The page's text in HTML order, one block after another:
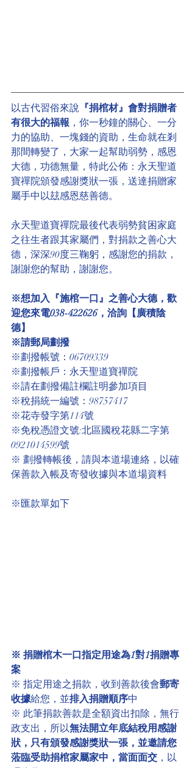
以古代習俗來說 『捐棺材』會對捐贈者
有很大的福報 ，你一秒鐘的關心、一分
力的協助、一塊錢的資助，生命就在剎
那間轉變了，大家一起幫助弱勢，感恩
大德，功德無量，特此公佈：永天聖道
寶禪院頒發感謝獎狀一張，送達捐贈家
屬手中以玆感恩慈善德。
永天聖道寶禪院最後代表弱勢貧困家庭
之往生者跟其家屬們，對捐款之善心大
德，深深90度三鞠躬，感謝您的捐款，
謝謝您的幫助，謝謝您。
※想加入『施棺一口』之善心大德，歡
迎您來電038-422626，洽詢【廣積陰
德】
※請郵局劃撥
※劃撥帳號：06709339
※劃撥帳戶：永天聖道寶禪院
※請在劃撥備註欄註明參加項目
※稅捐統一編號：98757417
※花寺發字第114號
※免稅憑證文號:北區國稅花縣二字第
0921014599號
※ 劃撥轉帳後，請與本道場連絡，以確
保善款入帳及寄發收據與本道場資料
※匯款單如下
※ 捐贈棺木一口指定用途為1對1捐贈專
案
※ 指定用途之捐款，收到善款後會郵寄
收據給您，並排入捐贈順序中
※ 此筆捐款善款是全額資出扣除，無行
政支出，所以無法開立年底結稅用感謝
狀，只有頒發感謝獎狀一張，並邀請您
蒞臨受助捐棺家屬家中，當面面交 ，以